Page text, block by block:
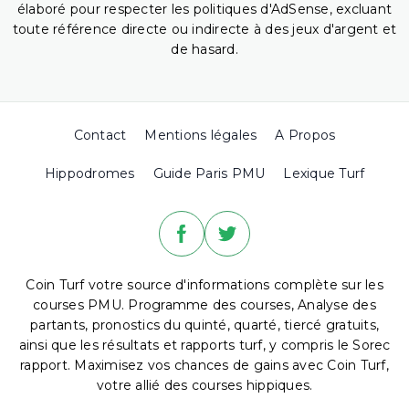
élaboré pour respecter les politiques d'AdSense, excluant
toute référence directe ou indirecte à des jeux d'argent et
de hasard.
Contact Mentions légales A Propos
Hippodromes Guide Paris PMU Lexique Turf
Coin Turf votre source d'informations complète sur les
courses PMU. Programme des courses, Analyse des
partants, pronostics du quinté, quarté, tiercé gratuits,
ainsi que les résultats et rapports turf, y compris le Sorec
rapport. Maximisez vos chances de gains avec Coin Turf,
votre allié des courses hippiques.